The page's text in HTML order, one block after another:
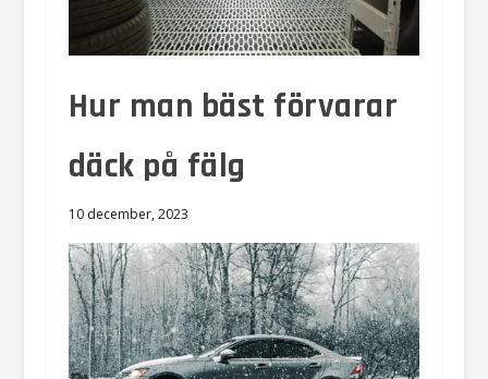
Hur man bäst förvarar
däck på fälg
10 december, 2023